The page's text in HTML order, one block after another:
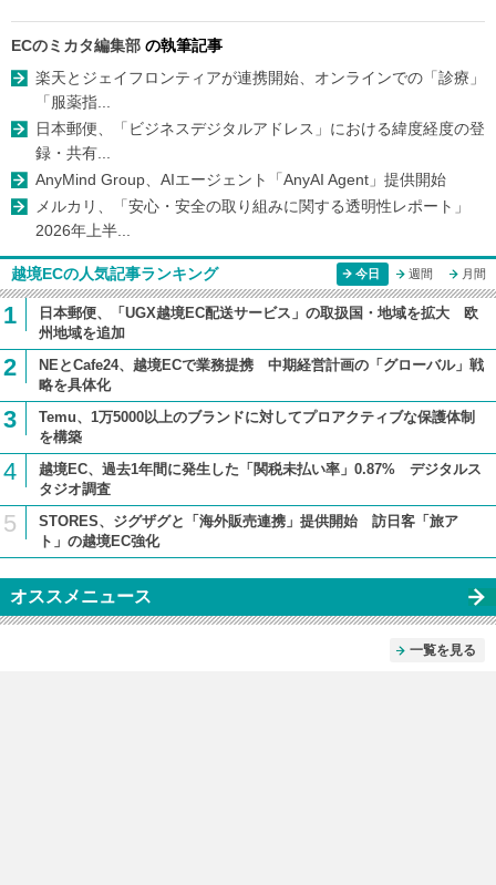
ECのミカタ編集部 の執筆記事
楽天とジェイフロンティアが連携開始、オンラインでの「診療」
「服薬指...
日本郵便、「ビジネスデジタルアドレス」における緯度経度の登
録・共有...
AnyMind Group、AIエージェント「AnyAI Agent」提供開始
メルカリ、「安心・安全の取り組みに関する透明性レポート」
2026年上半...
越境ECの人気記事ランキング 今日 週間 月間
1
日本郵便、「UGX越境EC配送サービス」の取扱国・地域を拡大 欧
州地域を追加
2
NEとCafe24、越境ECで業務提携 中期経営計画の「グローバル」戦
略を具体化
3
Temu、1万5000以上のブランドに対してプロアクティブな保護体制
を構築
4
越境EC、過去1年間に発生した「関税未払い率」0.87% デジタルス
タジオ調査
5
STORES、ジグザグと「海外販売連携」提供開始 訪日客「旅ア
ト」の越境EC強化
オススメニュース
一覧を見る